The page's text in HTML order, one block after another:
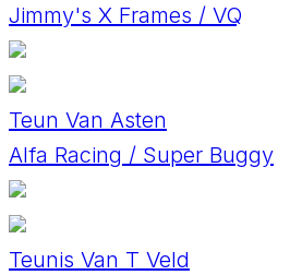
Jimmy's X Frames / VQ
Teun Van Asten
Alfa Racing / Super Buggy
Teunis Van T Veld